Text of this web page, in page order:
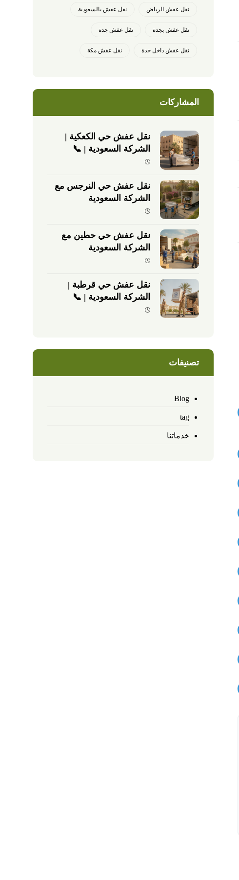
نقل عفش الرياض نقل عفش بالسعودية
نقل عفش بجدة نقل عفش جدة
نقل عفش داخل جدة نقل عفش مكة
المشاركات
نقل عفش حي الكعكية |
الشركة السعودية | 📞
0540026747
نقل عفش حي النرجس مع
الشركة السعودية
نقل عفش حي حطين مع
الشركة السعودية
نقل عفش حي قرطبة |
الشركة السعودية | 📞
0540026747
تصنيفات
Blog
tag
خدماتنا